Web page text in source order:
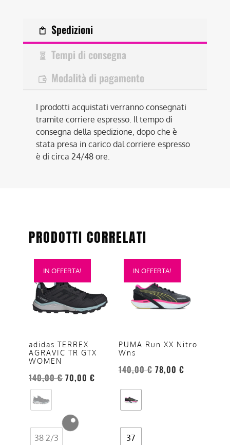
Spedizioni
Tempi di consegna
Modalità di pagamento
I prodotti acquistati verranno consegnati
tramite corriere espresso. Il tempo di
consegna della spedizione, dopo che è
stata presa in carico dal corriere espresso
è di circa 24/48 ore.
PRODOTTI CORRELATI
IN OFFERTA!
adidas TERREX
AGRAVIC TR GTX
WOMEN
140,00€ 70,00 €
38 2/3
Questo
prodotto
ha
più
varianti.
opzioni
possono
essere
scelte
nella
pagina
prodotto
IN OFFERTA!
PUMA Run XX Nitro
Wns
140,00€ 78,00 €
37
Questo
prodotto
opzioni
possono
essere
pagina
prodotto